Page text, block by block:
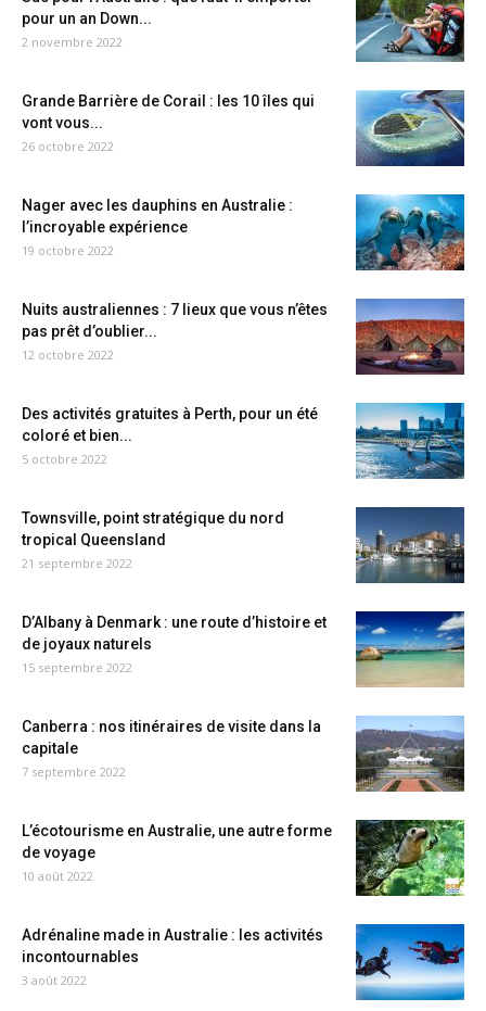
pour un an Down...
2 novembre 2022
Grande Barrière de Corail : les 10 îles qui
vont vous...
26 octobre 2022
Nager avec les dauphins en Australie :
l’incroyable expérience
19 octobre 2022
Nuits australiennes : 7 lieux que vous n’êtes
pas prêt d’oublier...
12 octobre 2022
Des activités gratuites à Perth, pour un été
coloré et bien...
5 octobre 2022
Townsville, point stratégique du nord
tropical Queensland
21 septembre 2022
D’Albany à Denmark : une route d’histoire et
de joyaux naturels
15 septembre 2022
Canberra : nos itinéraires de visite dans la
capitale
7 septembre 2022
L’écotourisme en Australie, une autre forme
de voyage
10 août 2022
Adrénaline made in Australie : les activités
incontournables
3 août 2022